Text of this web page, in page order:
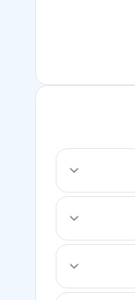
به دوربین
درمانی
پزشکان
می‌تواند با
انجام دهد و